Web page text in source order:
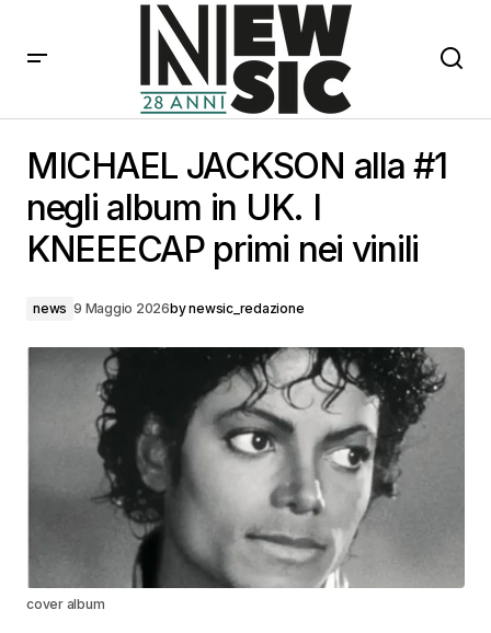
KNEEECAP primi nei vinili
MICHAEL JACKSON alla #1
negli album in UK. I
KNEEECAP primi nei vinili
news 9 Maggio 2026bynewsic_redazione
cover album